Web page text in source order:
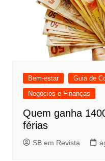
Bem-estar
Guia de
Negócios e Finanças
Quem ganha
férias
SB em Revista